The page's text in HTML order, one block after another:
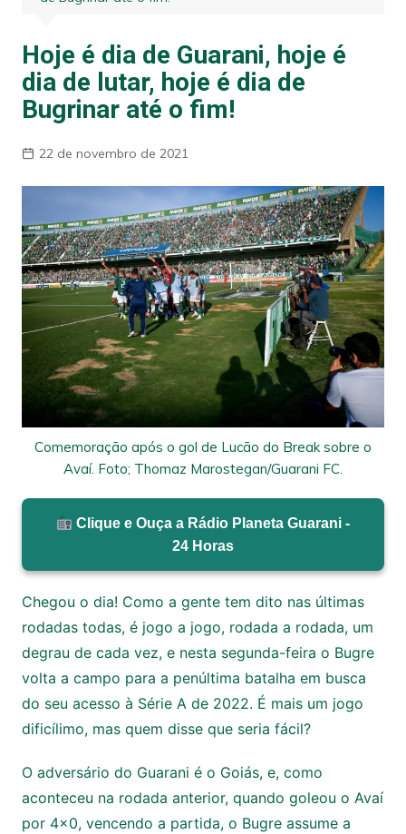
Hoje é dia de Guarani, hoje é
dia de lutar, hoje é dia de
Bugrinar até o fim!
22 de novembro de 2021
Comemoração após o gol de Lucão do Break sobre o
Avaí. Foto; Thomaz Marostegan/Guarani FC.
Clique e Ouça a Rádio Planeta Guarani -
24 Horas
Chegou o dia! Como a gente tem dito nas últimas
rodadas todas, é jogo a jogo, rodada a rodada, um
degrau de cada vez, e nesta segunda-feira o Bugre
volta a campo para a penúltima batalha em busca
do seu acesso à Série A de 2022. É mais um jogo
dificílimo, mas quem disse que seria fácil?
O adversário do Guarani é o Goiás, e, como
aconteceu na rodada anterior, quando goleou o Avaí
por 4×0, vencendo a partida, o Bugre assume a